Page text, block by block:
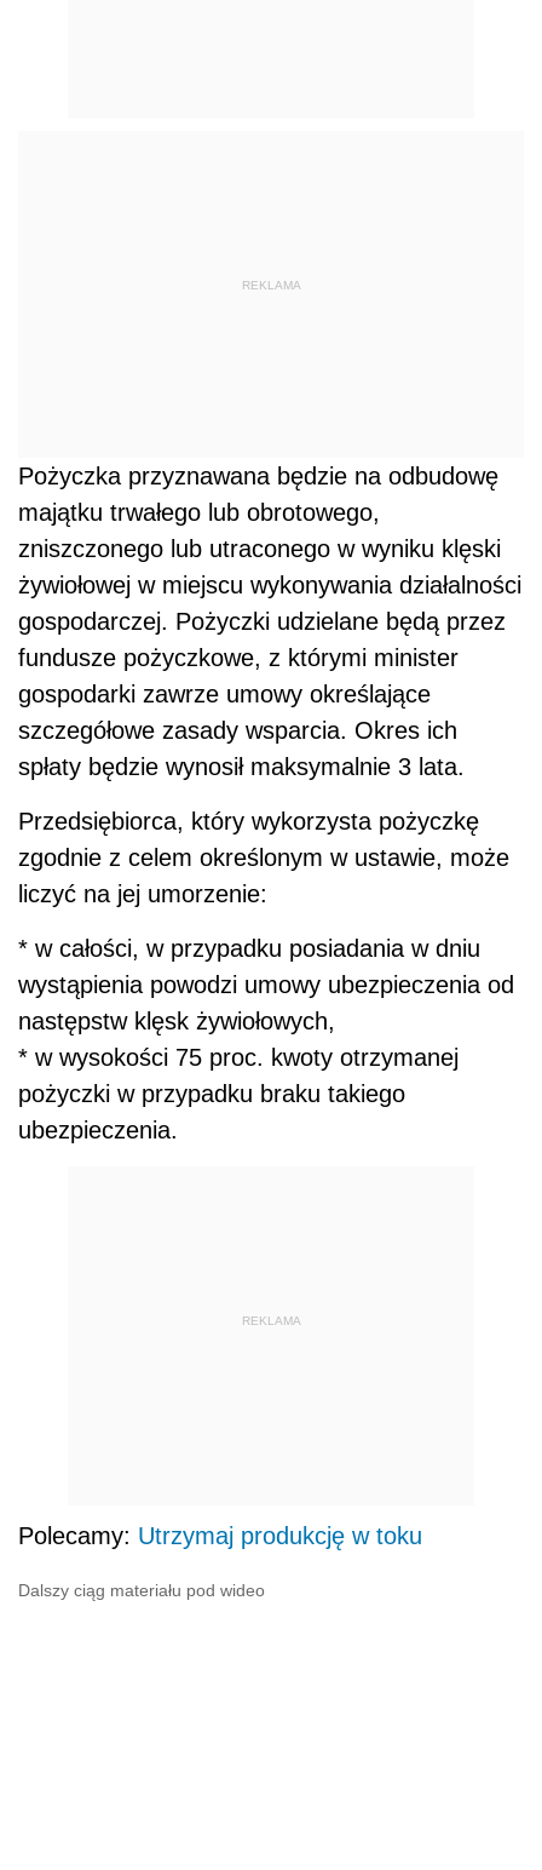
REKLAMA
Pożyczka przyznawana będzie na odbudowę
majątku trwałego lub obrotowego,
zniszczonego lub utraconego w wyniku klęski
żywiołowej w miejscu wykonywania działalności
gospodarczej. Pożyczki udzielane będą przez
fundusze pożyczkowe, z którymi minister
gospodarki zawrze umowy określające
szczegółowe zasady wsparcia. Okres ich
spłaty będzie wynosił maksymalnie 3 lata.
Przedsiębiorca, który wykorzysta pożyczkę
zgodnie z celem określonym w ustawie, może
liczyć na jej umorzenie:
* w całości, w przypadku posiadania w dniu
wystąpienia powodzi umowy ubezpieczenia od
następstw klęsk żywiołowych,
* w wysokości 75 proc. kwoty otrzymanej
pożyczki w przypadku braku takiego
ubezpieczenia.
REKLAMA
Polecamy: Utrzymaj produkcję w toku
Dalszy ciąg materiału pod wideo